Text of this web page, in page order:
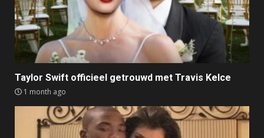
Taylor Swift officieel getrouwd met Travis Kelce
1 month ago